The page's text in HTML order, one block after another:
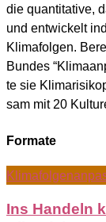
die quan­ti­ta­ti­ve,
und ent­wi­ckelt
Kli­ma­fol­gen.
Bun­des
te sie
sam mit 20
Formate
Ins Handeln